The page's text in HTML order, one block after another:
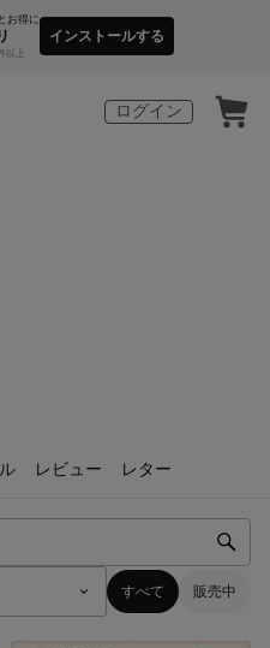
お得に
以上
インストールする
ログイン
レビュー レター
すべて 販売中